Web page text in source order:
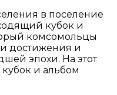
в поселение
кубок и
комсомольцы
достижения и
эпохи. На этот
и альбом